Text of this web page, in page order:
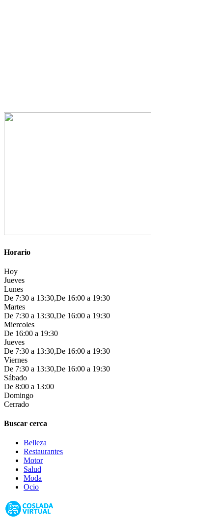
Horario
Hoy
Jueves
Lunes
De 7:30 a 13:30,De 16:00 a 19:30
Martes
De 7:30 a 13:30,De 16:00 a 19:30
Miercoles
De 16:00 a 19:30
Jueves
De 7:30 a 13:30,De 16:00 a 19:30
Viernes
De 7:30 a 13:30,De 16:00 a 19:30
Sábado
De 8:00 a 13:00
Domingo
Cerrado
Buscar cerca
Belleza
Restaurantes
Motor
Salud
Moda
Ocio